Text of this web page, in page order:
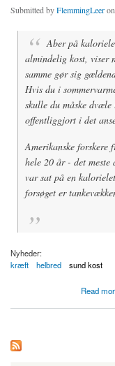
Submitted byFlemmingLeer
Aber på
almindelig kost, viser
samme gør sig
Hvis du i
skulle du måske
offentliggjort i det
Amerikanske
hele 20 år - det
var sat på en
forsøget er
Nyheder:
kræft
helbred sund kost
Read
about Kalorielet kost giver